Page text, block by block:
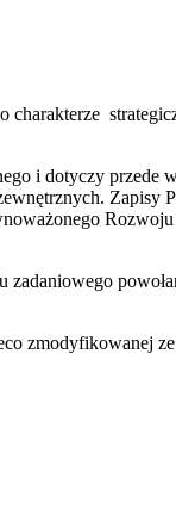
i dotyczy przede
Zapisy
zmodyfikowanej